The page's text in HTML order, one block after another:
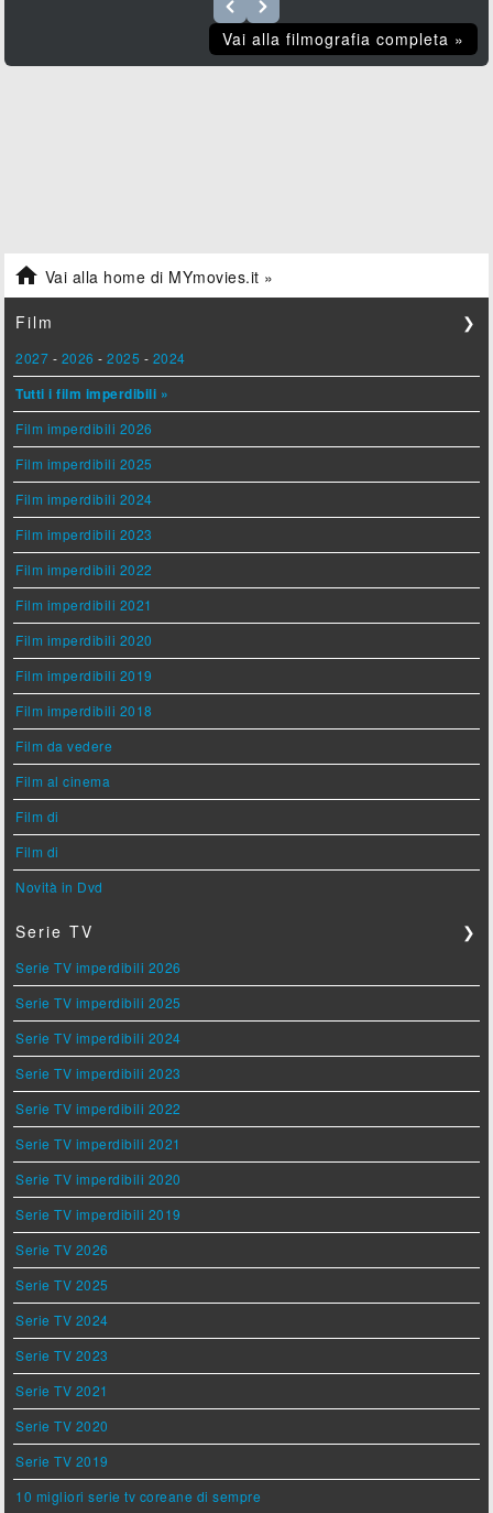
Vai alla filmografia completa »
 Vai alla home di MYmovies.it »
Film ❯
2027 - 2026 -2025 - 2024
Tutti i film imperdibili »
Film imperdibili 2026
Film imperdibili 2025
Film imperdibili 2024
Film imperdibili 2023
Film imperdibili 2022
Film imperdibili 2021
Film imperdibili 2020
Film imperdibili 2019
Film imperdibili 2018
Film da vedere
Film al cinema
Film di
Film di
Novità in Dvd
Serie TV ❯
Serie TV imperdibili 2026
Serie TV imperdibili 2025
Serie TV imperdibili 2024
Serie TV imperdibili 2023
Serie TV imperdibili 2022
Serie TV imperdibili 2021
Serie TV imperdibili 2020
Serie TV imperdibili 2019
Serie TV 2026
Serie TV 2025
Serie TV 2024
Serie TV 2023
Serie TV 2021
Serie TV 2020
Serie TV 2019
10 migliori serie tv coreane di sempre